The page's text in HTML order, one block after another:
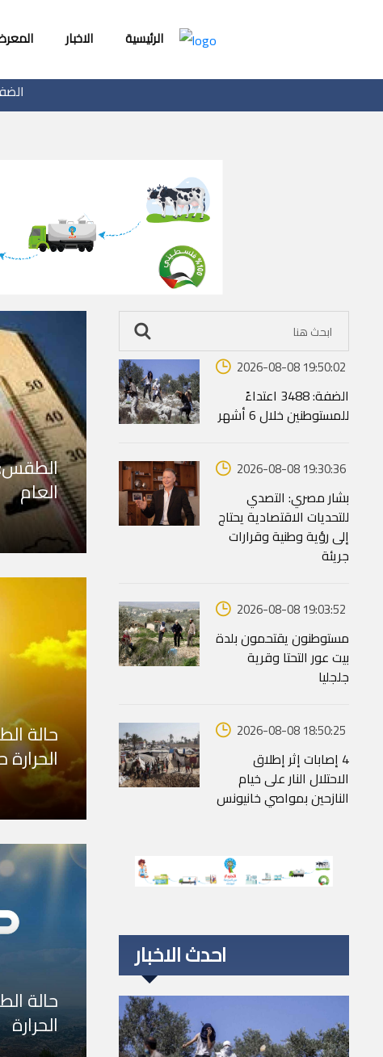
الرئيسية الاخبار
الطقس:
العام
حالة
حالة
الحرارة
2026-08-08 19:50:02
الضفة: 3488 اعتداءً
للمستوطنين خلال 6 أشهر
2026-08-08 19:30:36
بشار مصري: التصدي
للتحديات الاقتصادية يحتاج
إلى رؤية وطنية وقرارات
جريئة
2026-08-08 19:03:52
مستوطنون يقتحمون بلدة
بيت عور التحتا وقرية
جلجليا
2026-08-08 18:50:25
4 إصابات إثر إطلاق
الاحتلال النار على خيام
النازحين بمواصي خانيونس
احدث الاخبار